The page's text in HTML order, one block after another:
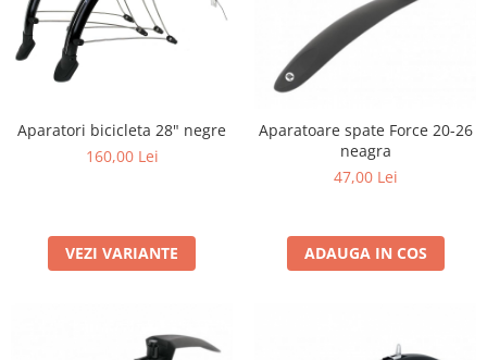
Aparatori bicicleta 28" negre
160,00 Lei
VEZI VARIANTE
Aparatoare spate Force 20-26
neagra
47,00 Lei
ADAUGA IN COS